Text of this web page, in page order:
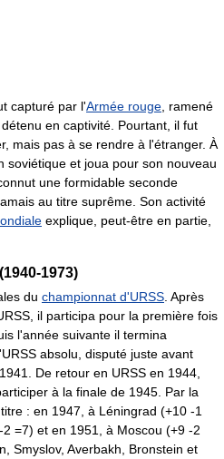
capturé par l'Armée rouge , ramené
en captivité. Pourtant, il fut
mais pas à se rendre à l'étranger. À
soviétique et joua pour son nouveau
une formidable seconde
au titre suprême. Son activité
explique, peut-être en partie,
1973)
du championnat d'URSS . Après
il participa pour la première fois
l'année suivante il termina
absolu, disputé juste avant
De retour en URSS en 1944,
à la finale de 1945. Par la
: en 1947, à Léningrad (+10 -1
=7) et en 1951, à Moscou (+9 -2
Smyslov, Averbakh, Bronstein et